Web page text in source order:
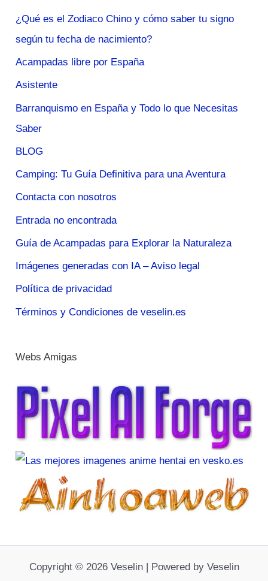
¿Qué es el Zodiaco Chino y cómo saber tu signo
según tu fecha de nacimiento?
Acampadas libre por España
Asistente
Barranquismo en España y Todo lo que Necesitas
Saber
BLOG
Camping: Tu Guía Definitiva para una Aventura
Contacta con nosotros
Entrada no encontrada
Guía de Acampadas para Explorar la Naturaleza
Imágenes generadas con IA – Aviso legal
Política de privacidad
Términos y Condiciones de veselin.es
Webs Amigas
Copyright © 2026 Veselin | Powered by Veselin